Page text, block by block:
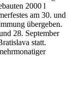
2000 l
am 30. und
übergeben.
28. September
statt.